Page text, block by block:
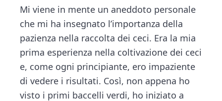
Mi viene in mente un aneddoto personale
che mi ha insegnato l’importanza della
pazienza nella raccolta dei ceci. Era la mia
prima esperienza nella coltivazione dei ceci
e, come ogni principiante, ero impaziente
di vedere i risultati. Così, non appena ho
visto i primi baccelli verdi, ho iniziato a